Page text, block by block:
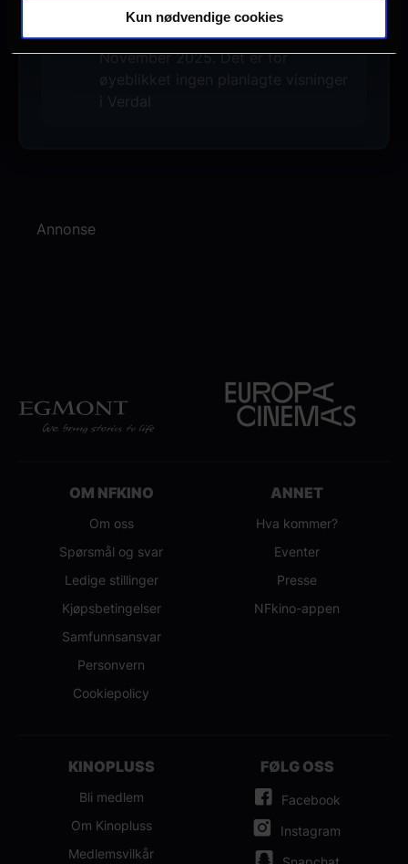
Kun nødvendige cookies
Ingen visninger i Verdal
Denne filmen hadde premiere 14.
November 2025. Det er for
i Verdal
Annonse
OM NFKINO
Om oss
Spørsmål og svar
Ledige stillinger
Kjøpsbetingelser
Samfunnsansvar
Personvern
Cookiepolicy
ANNET
Hva kommer?
Eventer
Presse
NFkino-appen
KINOPLUSS
Bli medlem
Om Kinopluss
Medlemsvilkår
FØLG OSS
Facebook
Instagram